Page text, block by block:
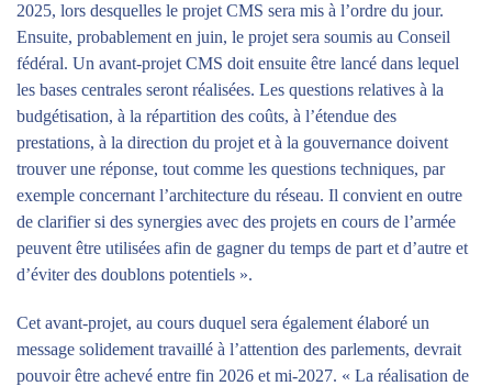
2025, lors desquelles le projet CMS sera mis à l’ordre du jour.
Ensuite, probablement en juin, le projet sera soumis au Conseil
fédéral. Un avant-projet CMS doit ensuite être lancé dans lequel
les bases centrales seront réalisées. Les questions relatives à la
budgétisation, à la répartition des coûts, à l’étendue des
prestations, à la direction du projet et à la gouvernance doivent
trouver une réponse, tout comme les questions techniques, par
exemple concernant l’architecture du réseau. Il convient en outre
de clarifier si des synergies avec des projets en cours de l’armée
peuvent être utilisées afin de gagner du temps de part et d’autre et
d’éviter des doublons potentiels ».
Cet avant-projet, au cours duquel sera également élaboré un
message solidement travaillé à l’attention des parlements, devrait
pouvoir être achevé entre fin 2026 et mi-2027. « La réalisation de